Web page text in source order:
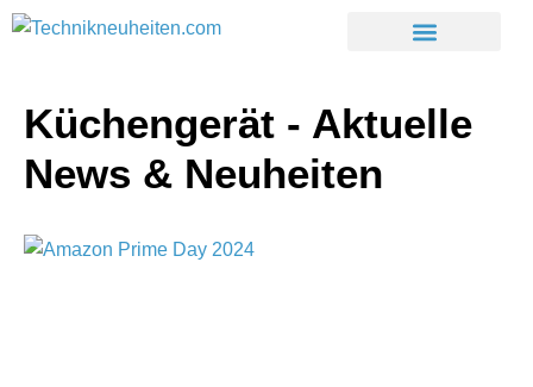
Küchengerät - Aktuelle
News & Neuheiten